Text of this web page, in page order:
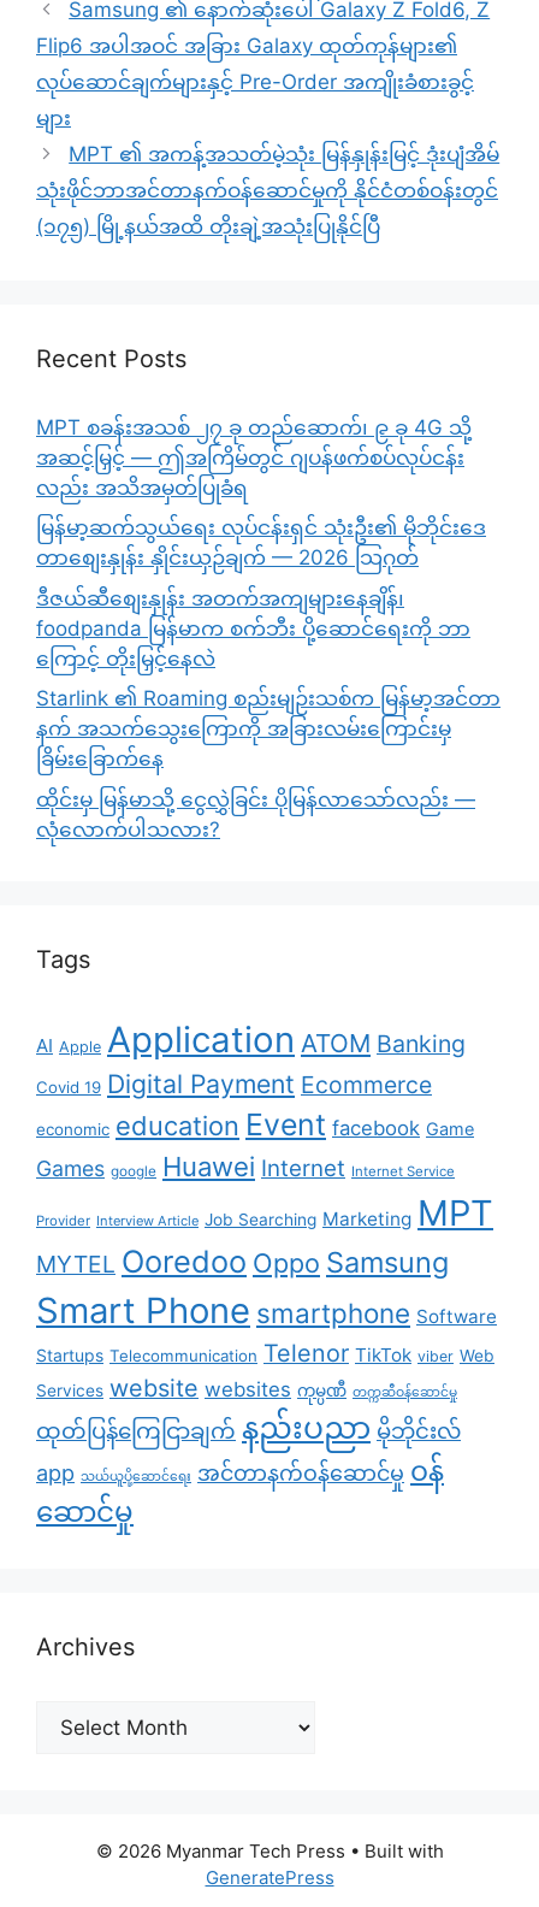
Samsung ၏ နောက်ဆုံးပေါ် Galaxy Z Fold6, Z
Flip6 အပါအဝင် အခြား Galaxy ထုတ်ကုန်များ၏
လုပ်ဆောင်ချက်များနှင့် Pre-Order အကျိုးခံစားခွင့်
များ
MPT ၏ အကန့်အသတ်မဲ့သုံး မြန်နှုန်းမြင့် ဒုံးပျံအိမ်
သုံးဖိုင်ဘာအင်တာနက်ဝန်ဆောင်မှုကို နိုင်ငံတစ်ဝန်းတွင်
(၁၇၅) မြို့နယ်အထိ တိုးချဲ့အသုံးပြုနိုင်ပြီ
Recent Posts
MPT စခန်းအသစ် ၂၇ ခု တည်ဆောက်၊ ၉ ခု 4G သို့
အဆင့်မြှင့် — ဤအကြိမ်တွင် ဂျပန်ဖက်စပ်လုပ်ငန်း
လည်း အသိအမှတ်ပြုခံရ
မြန်မာ့ဆက်သွယ်ရေး လုပ်ငန်းရှင် သုံးဦး၏ မိုဘိုင်းဒေ
တာစျေးနှုန်း နှိုင်းယှဉ်ချက် — 2026 သြဂုတ်
ဒီဇယ်ဆီစျေးနှုန်း အတက်အကျများနေချိန်၊
foodpanda မြန်မာက စက်ဘီး ပို့ဆောင်ရေးကို ဘာ
ကြောင့် တိုးမြှင့်နေလဲ
Starlink ၏ Roaming စည်းမျဉ်းသစ်က မြန်မာ့အင်တာ
နက် အသက်သွေးကြောကို အခြားလမ်းကြောင်းမှ
ခြိမ်းခြောက်နေ
ထိုင်းမှ မြန်မာသို့ ငွေလွှဲခြင်း ပိုမြန်လာသော်လည်း —
လုံလောက်ပါသလား?
Tags
AI Apple Application ATOM Banking
Covid 19 Digital Payment Ecommerce
economic education Event facebook Game
Games google Huawei Internet Internet Service
Provider Interview Article Job Searching Marketing MPT
MYTEL Ooredoo Oppo Samsung
Smart Phone smartphone Software
Startups Telecommunication Telenor TikTok viber Web
Services website websites ကုမ္ပဏီ တက္ကဆီဝန်ဆောင်မှု
ထုတ်ပြန်ကြေငြာချက် နည်းပညာ မိုဘိုင်းလ်
app သယ်ယူပို့ဆောင်ရေး အင်တာနက်ဝန်ဆောင်မှု ၀န်
ဆောင်မှု
Archives
Archives
© 2026 Myanmar Tech Press • Built with
GeneratePress